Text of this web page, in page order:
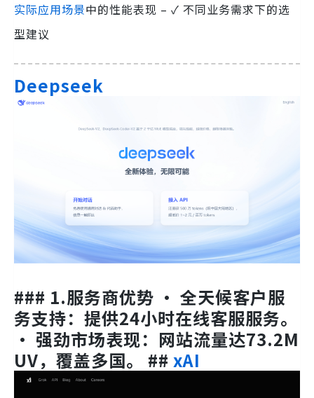
实际应用场景中的性能表现 – ✓ 不同业务需求下的选
型建议
Deepseek
### 1.服务商优势 • 全天候客户服
务支持：提供24小时在线客服服务。
• 强劲市场表现：网站流量达73.2M
UV，覆盖多国。 ## xAI